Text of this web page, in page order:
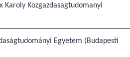
Karoly Kozgazdasagtudomanyi
Egyetem (Budapesti